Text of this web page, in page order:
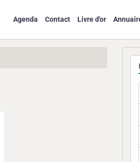
Agenda Contact Livre d'or